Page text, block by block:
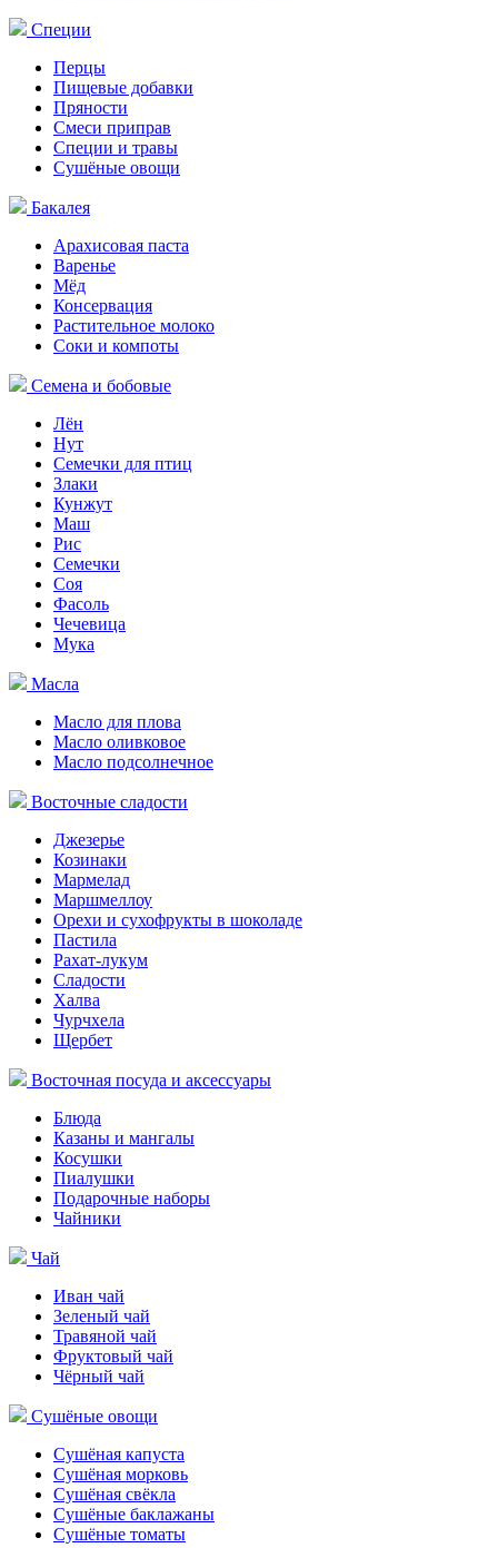
Специи
Перцы
Пищевые добавки
Пряности
Смеси приправ
Специи и травы
Сушёные овощи
Бакалея
Арахисовая паста
Варенье
Мёд
Консервация
Растительное молоко
Соки и компоты
Семена и бобовые
Лён
Нут
Семечки для птиц
Злаки
Кунжут
Маш
Рис
Семечки
Соя
Фасоль
Чечевица
Мука
Масла
Масло для плова
Масло оливковое
Масло подсолнечное
Восточные сладости
Джезерье
Козинаки
Мармелад
Маршмеллоу
Орехи и сухофрукты в шоколаде
Пастила
Рахат-лукум
Сладости
Халва
Чурчхела
Щербет
Восточная посуда и аксессуары
Блюда
Казаны и мангалы
Косушки
Пиалушки
Подарочные наборы
Чайники
Чай
Иван чай
Зеленый чай
Травяной чай
Фруктовый чай
Чёрный чай
Сушёные овощи
Сушёная капуста
Сушёная морковь
Сушёная свёкла
Сушёные баклажаны
Сушёные томаты